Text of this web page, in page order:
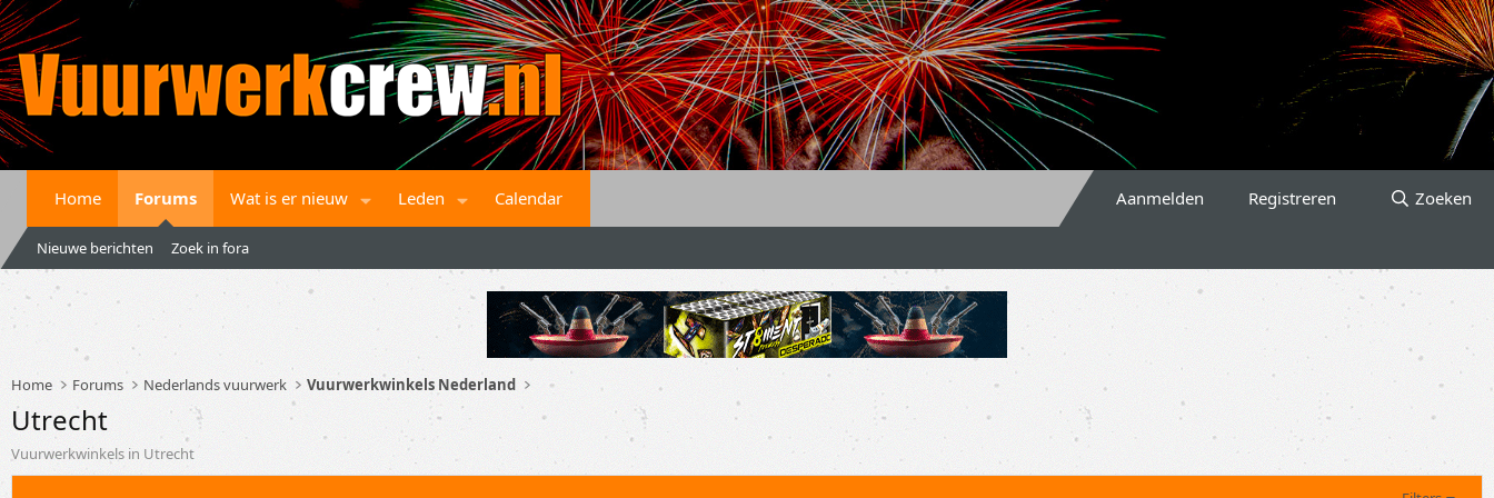
Home Forums Wat is er nieuw Leden Calendar Aanmelden Registreren Zoeken
Nieuwe berichten Zoek in fora
Home Forums Nederlands vuurwerk Vuurwerkwinkels Nederland
Utrecht
Vuurwerkwinkels in Utrecht